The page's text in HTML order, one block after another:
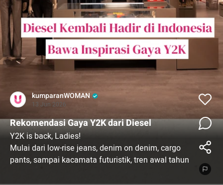
kumparanWOMAN
13 Jun 2026
Rekomendasi Gaya Y2K dari Diesel
Y2K is back, Ladies!
Mulai dari low-rise jeans, denim on denim, cargo
pants, sampai kacamata futuristik, tren awal tahun